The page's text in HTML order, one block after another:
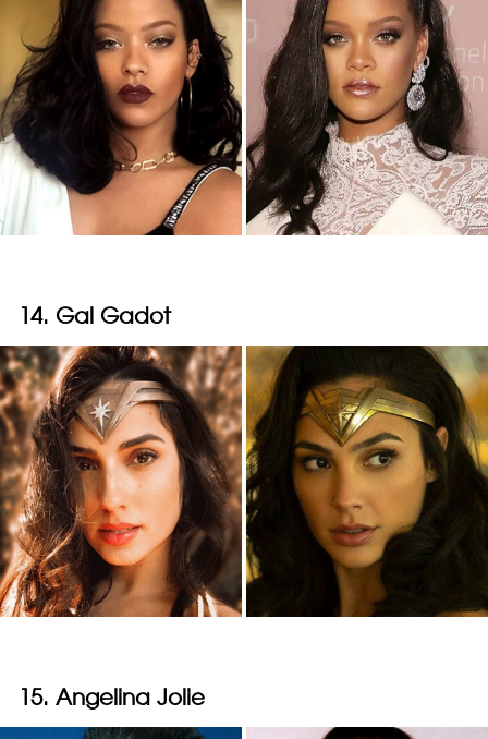
14. Gal Gadot
15. Angelina Jolie